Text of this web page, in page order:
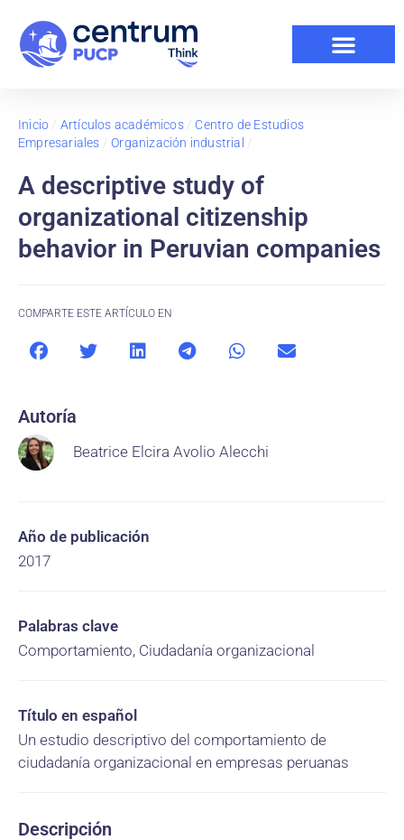
Inicio / Artículos académicos/ Centro de Estudios
Empresariales /Organización industrial /
A descriptive study of
organizational citizenship
behavior in Peruvian companies
COMPARTE ESTE ARTÍCULO EN
Autoría
Beatrice Elcira Avolio Alecchi
Año de publicación
2017
Palabras clave
Comportamiento, Ciudadanía organizacional
Título en español
Un estudio descriptivo del comportamiento de
ciudadanía organizacional en empresas peruanas
Descripción